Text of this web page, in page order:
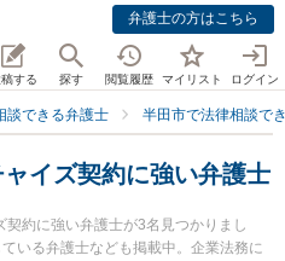
弁護士の方はこちら
する 探す 閲覧履歴 マイリスト ログイン
談できる弁護士 半田市で法律相談で
イズ契約に強い弁護士
約に強い弁護士が3名見つかりまし
いる弁護士なども掲載中。企業法務に